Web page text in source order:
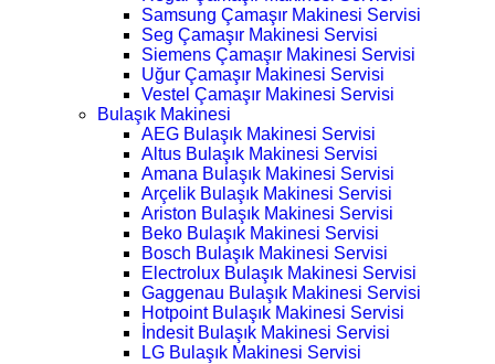
Samsung Çamaşır Makinesi Servisi
Seg Çamaşır Makinesi Servisi
Siemens Çamaşır Makinesi Servisi
Uğur Çamaşır Makinesi Servisi
Vestel Çamaşır Makinesi Servisi
Bulaşık Makinesi
AEG Bulaşık Makinesi Servisi
Altus Bulaşık Makinesi Servisi
Amana Bulaşık Makinesi Servisi
Arçelik Bulaşık Makinesi Servisi
Ariston Bulaşık Makinesi Servisi
Beko Bulaşık Makinesi Servisi
Bosch Bulaşık Makinesi Servisi
Electrolux Bulaşık Makinesi Servisi
Gaggenau Bulaşık Makinesi Servisi
Hotpoint Bulaşık Makinesi Servisi
İndesit Bulaşık Makinesi Servisi
LG Bulaşık Makinesi Servisi